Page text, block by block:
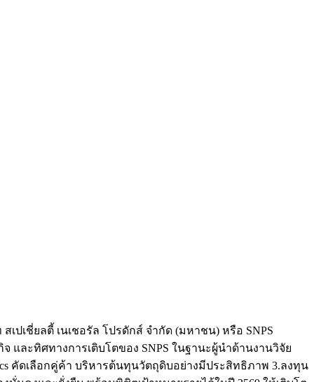
เชี่ยลตี้ เนเชอรัล โปรดักส์ จำกัด (มหาชน) หรือ SNPS
และทิศทางการเติบโตของ SNPS ในฐานะผู้นำด้านงานวิจัย
คัดเลือกคู่ค้า บริหารต้นทุนวัตถุดิบอย่างมีประสิทธิภาพ 3.ลงทุน